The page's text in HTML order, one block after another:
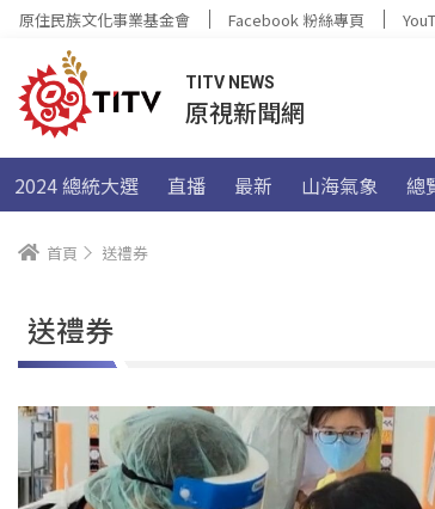
原住民族文化事業基金會 Facebook 粉絲專頁
TITV NEWS
原視新聞網
2024 總統大選 直播 最新 山海氣象 總
首頁 送禮券
送禮券